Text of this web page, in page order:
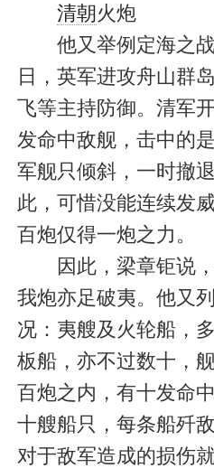
清朝火炮
他又举例定海之战
日，英军进攻舟山群
飞等主持防御。清军
发命中敌舰，击中的
军舰只倾斜，一时撤
此，可惜没能连续发
百炮仅得一炮之力。
因此，梁章钜说，
我炮亦足破夷。他又
况：夷艘及火轮船，
板船，亦不过数十，
百炮之内，有十发命
十艘船只，每条船歼
对于敌军造成的损伤